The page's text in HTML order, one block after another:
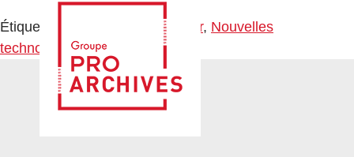
Étiqueté Immobilier, Nouvelles
technologies